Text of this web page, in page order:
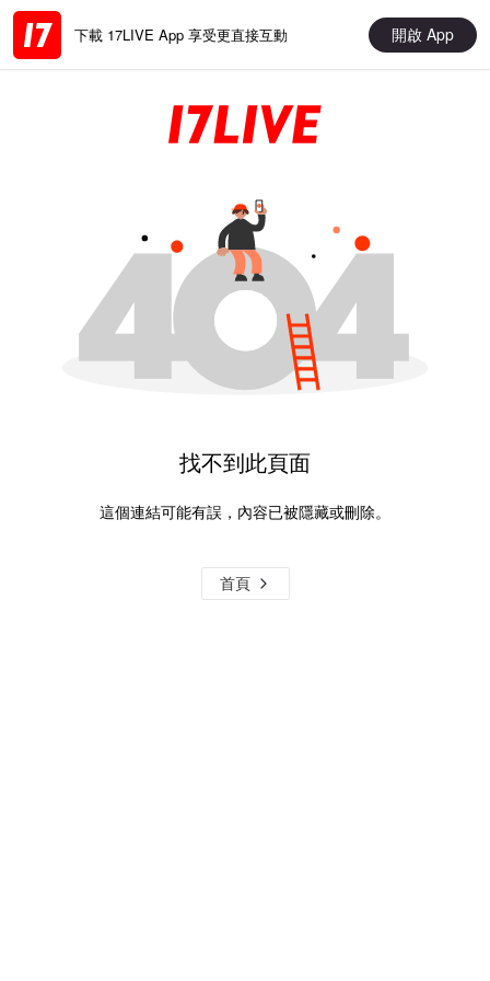
下載 17LIVE App 享受更直接互動 開啟 App
找不到此頁面
這個連結可能有誤，內容已被隱藏或刪除。
首頁